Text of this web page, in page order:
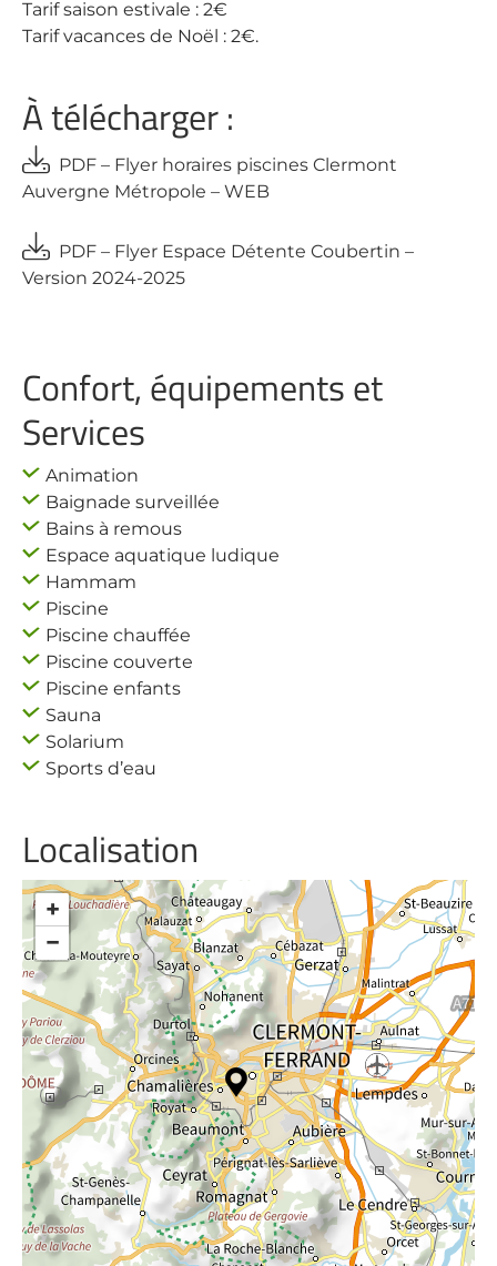
Tarif saison estivale : 2€
Tarif vacances de Noël : 2€.
À télécharger :
PDF – Flyer horaires piscines Clermont
Auvergne Métropole – WEB
PDF – Flyer Espace Détente Coubertin –
Version 2024-2025
Confort, équipements et
Services
Animation
Baignade surveillée
Bains à remous
Espace aquatique ludique
Hammam
Piscine
Piscine chauffée
Piscine couverte
Piscine enfants
Sauna
Solarium
Sports d’eau
Localisation
+
−